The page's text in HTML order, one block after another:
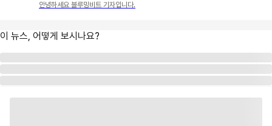
안녕하세요 블루밍비트 기자입니다.
이 뉴스, 어떻게 보시나요?